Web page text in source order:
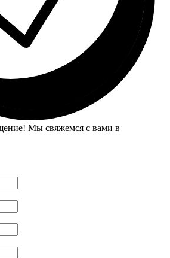
Мы свяжемся с вами в